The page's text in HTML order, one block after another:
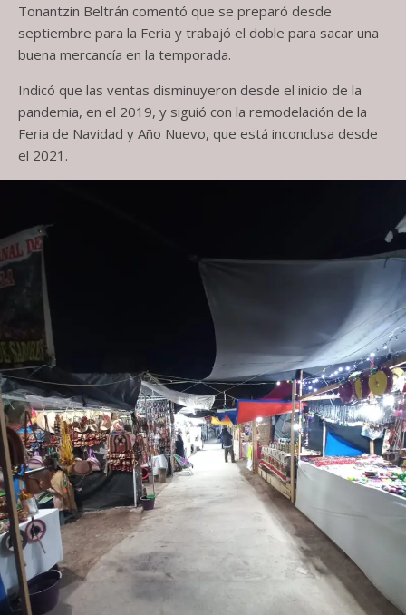
Tonantzin Beltrán comentó que se preparó desde
septiembre para la Feria y trabajó el doble para sacar una
buena mercancía en la temporada.
Indicó que las ventas disminuyeron desde el inicio de la
pandemia, en el 2019, y siguió con la remodelación de la
Feria de Navidad y Año Nuevo, que está inconclusa desde
el 2021.